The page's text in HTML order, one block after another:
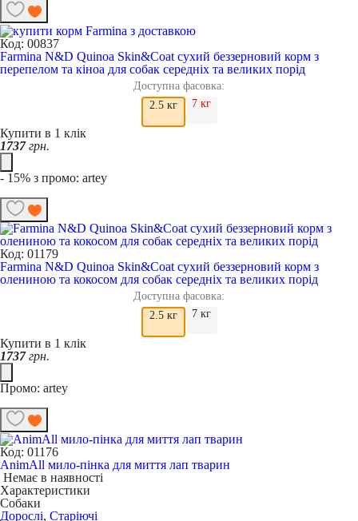
Код: 00837
Farmina N&D Quinoa Skin&Coat сухий беззерновий корм з
перепелом та кіноа для собак середніх та великих порід
Доступна фасовка:
2.5 кг
7 кг
Купити в 1 клік
1737грн.
- 15% з промо: artey
Код: 01179
Farmina N&D Quinoa Skin&Coat сухий беззерновий корм з
олениною та кокосом для собак середніх та великих порід
Доступна фасовка:
2.5 кг
7 кг
Купити в 1 клік
1737грн.
Промо: artey
Код: 01176
AnimAll мило-пінка для миття лап тварин
Немає в наявності
Характеристики
Собаки
Дорослі, Старіючі